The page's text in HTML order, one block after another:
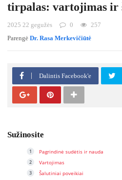
tirpalas: vartojimas ir
2025 22 gegužės 0
257
Parengė Dr. Rasa Merkevičiūtė
Dalintis Facebook'e
Sužinosite
Pagrindinė sudėtis ir nauda
Vartojimas
Šalutiniai poveikiai